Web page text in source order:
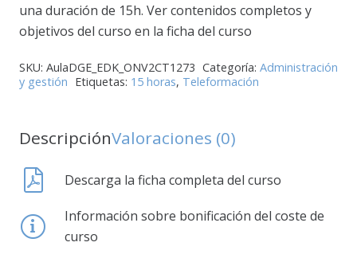
una duración de 15h. Ver contenidos completos y
objetivos del curso en la ficha del curso
SKU: AulaDGE_EDK_ONV2CT1273 Categoría: Administración
y gestión Etiquetas: 15 horas, Teleformación
DescripciónValoraciones (0)
Descarga la ficha completa del curso
Información sobre bonificación del coste de
curso